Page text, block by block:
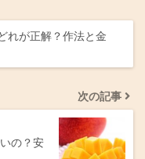
れが正解？作法と金
次の記事
の？安